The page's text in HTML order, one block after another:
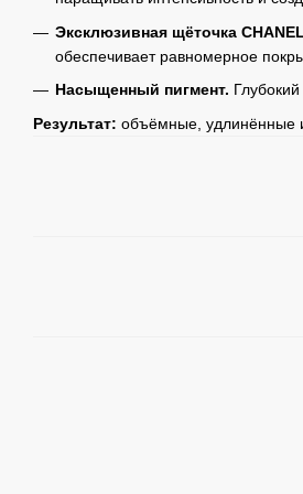
Эксклюзивная щёточка
обеспечивает равномерное
Насыщенный пигмент.
Результат: объёмные, удлинённые